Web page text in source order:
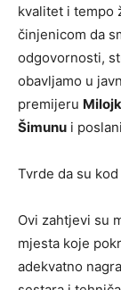
kvalitet i tempo
činjenicom da
odgovornosti,
obavljamo u
premijeru
Šimunu i
Tvrde da su
Ovi zahtjevi su
mjesta koje
adekvatno